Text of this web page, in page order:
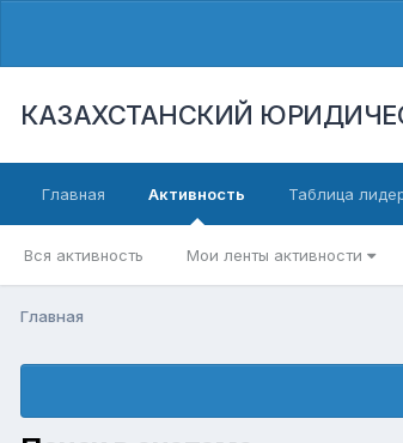
КАЗАХСТАНСКИЙ
Главная Активность
Вся активность Мои ленты активности
Таблица
Главная